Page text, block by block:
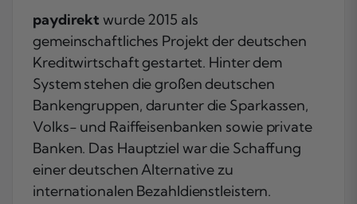
paydirekt wurde 2015 als
gemeinschaftliches Projekt der deutschen
Kreditwirtschaft gestartet. Hinter dem
System stehen die großen deutschen
Bankengruppen, darunter die Sparkassen,
Volks- und Raiffeisenbanken sowie private
Banken. Das Hauptziel war die Schaffung
einer deutschen Alternative zu
internationalen Bezahldienstleistern.